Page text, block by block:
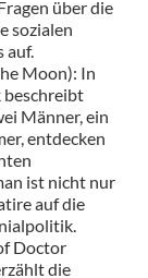
über die
sozialen
auf.
Moon): In
Männer, ein
entdecken
ist nicht nur
auf die
Doctor
die